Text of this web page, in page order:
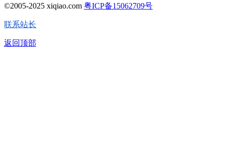
©2005-2025 xiqiao.com 粤ICP备15062709号
联系站长
返回顶部